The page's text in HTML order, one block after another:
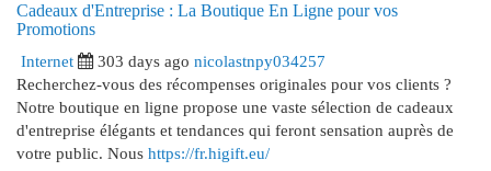
Cadeaux d'Entreprise : La Boutique En Ligne pour vos
Promotions
Internet
303 days ago nicolastnpy034257
Recherchez-vous des récompenses originales pour vos clients ?
Notre boutique en ligne propose une vaste sélection de cadeaux
d'entreprise élégants et tendances qui feront sensation auprès de
votre public. Nous https://fr.higift.eu/